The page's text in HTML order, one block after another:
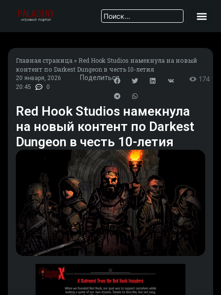
Главная страница » Red Hook Studios намекнула на новый
контент по Darkest Dungeon в честь 10-летия
20 января, 2026
20:45
0
Поделиться 174
Red Hook Studios намекнула
на новый контент по Darkest
Dungeon в честь 10-летия